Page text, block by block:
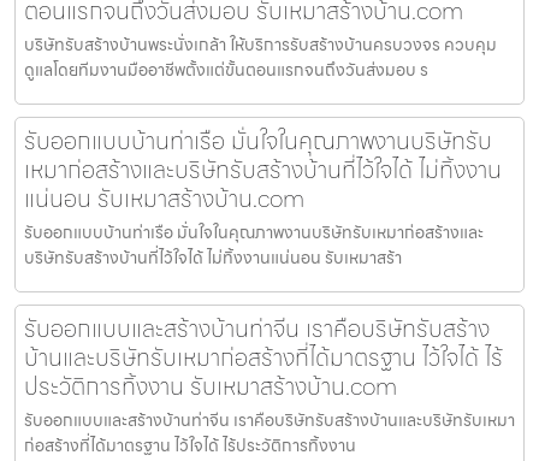
ตอนแรกจนถึงวันส่งมอบ รับเหมาสร้างบ้าน.com
บริษัทรับสร้างบ้านพระนั่งเกล้า ให้บริการรับสร้างบ้านครบวงจร ควบคุม
ดูแลโดยทีมงานมืออาชีพตั้งแต่ขั้นตอนแรกจนถึงวันส่งมอบ ร
รับออกแบบบ้านท่าเรือ มั่นใจในคุณภาพงานบริษัทรับ
เหมาก่อสร้างและบริษัทรับสร้างบ้านที่ไว้ใจได้ ไม่ทิ้งงาน
แน่นอน รับเหมาสร้างบ้าน.com
รับออกแบบบ้านท่าเรือ มั่นใจในคุณภาพงานบริษัทรับเหมาก่อสร้างและ
บริษัทรับสร้างบ้านที่ไว้ใจได้ ไม่ทิ้งงานแน่นอน รับเหมาสร้า
รับออกแบบและสร้างบ้านท่าจีน เราคือบริษัทรับสร้าง
บ้านและบริษัทรับเหมาก่อสร้างที่ได้มาตรฐาน ไว้ใจได้ ไร้
ประวัติการทิ้งงาน รับเหมาสร้างบ้าน.com
รับออกแบบและสร้างบ้านท่าจีน เราคือบริษัทรับสร้างบ้านและบริษัทรับเหมา
ก่อสร้างที่ได้มาตรฐาน ไว้ใจได้ ไร้ประวัติการทิ้งงาน